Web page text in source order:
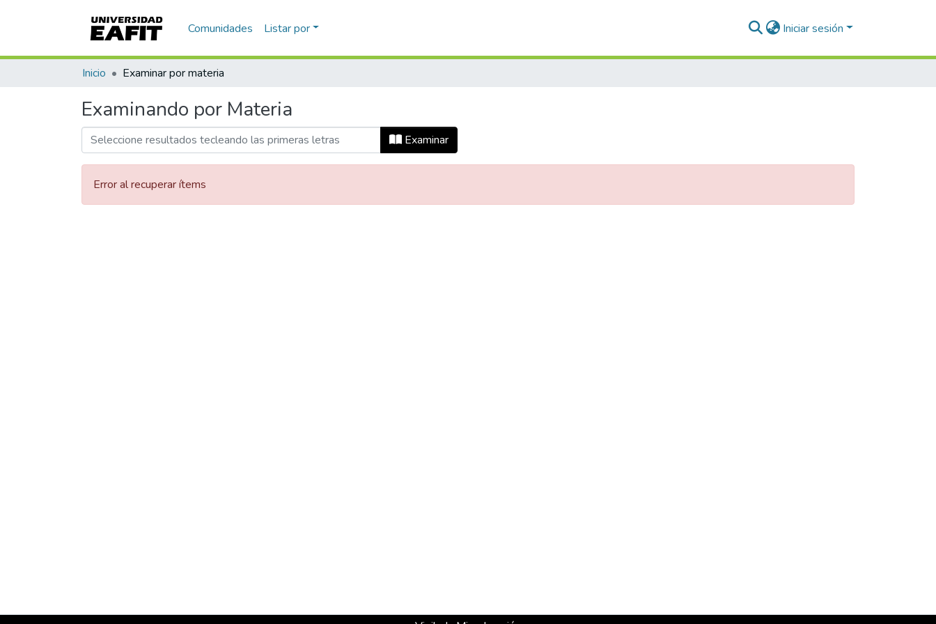
Comunidades Listar por Iniciar sesión
Inicio Examinar por materia
Examinando por Materia
Examinar
Error al recuperar ítems